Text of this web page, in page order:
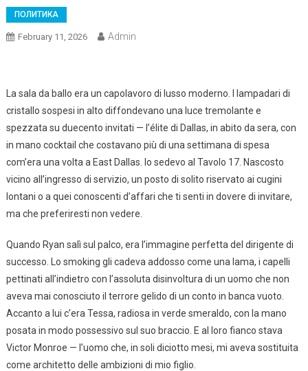
ПОЛИТИКА
February 11, 2026 Admin
La sala da ballo era un capolavoro di lusso moderno. I lampadari di
cristallo sospesi in alto diffondevano una luce tremolante e
spezzata su duecento invitati — l’élite di Dallas, in abito da sera, con
in mano cocktail che costavano più di una settimana di spesa
com’era una volta a East Dallas. Io sedevo al Tavolo 17. Nascosto
vicino all’ingresso di servizio, un posto di solito riservato ai cugini
lontani o a quei conoscenti d’affari che ti senti in dovere di invitare,
ma che preferiresti non vedere.
Quando Ryan salì sul palco, era l’immagine perfetta del dirigente di
successo. Lo smoking gli cadeva addosso come una lama, i capelli
pettinati all’indietro con l’assoluta disinvoltura di un uomo che non
aveva mai conosciuto il terrore gelido di un conto in banca vuoto.
Accanto a lui c’era Tessa, radiosa in verde smeraldo, con la mano
posata in modo possessivo sul suo braccio. E al loro fianco stava
Victor Monroe — l’uomo che, in soli diciotto mesi, mi aveva sostituita
come architetto delle ambizioni di mio figlio.